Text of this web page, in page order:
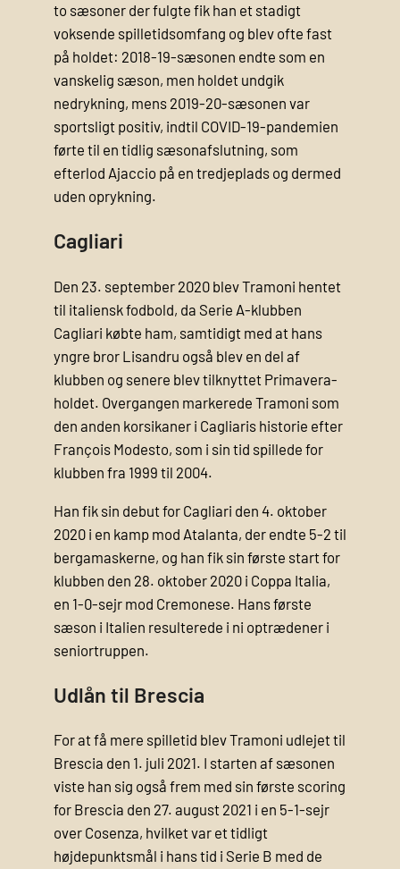
to sæsoner der fulgte fik han et stadigt
voksende spilletidsomfang og blev ofte fast
på holdet: 2018-19-sæsonen endte som en
vanskelig sæson, men holdet undgik
nedrykning, mens 2019-20-sæsonen var
sportsligt positiv, indtil COVID-19-pandemien
førte til en tidlig sæsonafslutning, som
efterlod Ajaccio på en tredjeplads og dermed
uden oprykning.
Cagliari
Den 23. september 2020 blev Tramoni hentet
til italiensk fodbold, da Serie A-klubben
Cagliari købte ham, samtidigt med at hans
yngre bror Lisandru også blev en del af
klubben og senere blev tilknyttet Primavera-
holdet. Overgangen markerede Tramoni som
den anden korsikaner i Cagliaris historie efter
François Modesto, som i sin tid spillede for
klubben fra 1999 til 2004.
Han fik sin debut for Cagliari den 4. oktober
2020 i en kamp mod Atalanta, der endte 5-2 til
bergamaskerne, og han fik sin første start for
klubben den 28. oktober 2020 i Coppa Italia,
en 1-0-sejr mod Cremonese. Hans første
sæson i Italien resulterede i ni optrædener i
seniortruppen.
Udlån til Brescia
For at få mere spilletid blev Tramoni udlejet til
Brescia den 1. juli 2021. I starten af sæsonen
viste han sig også frem med sin første scoring
for Brescia den 27. august 2021 i en 5-1-sejr
over Cosenza, hvilket var et tidligt
højdepunktsmål i hans tid i Serie B med de